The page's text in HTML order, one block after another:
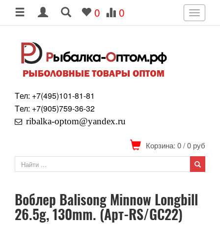
0 0
Toggle
Tел: +7(495)101-81-81
Tел: +7(905)759-36-32
ribalka-optom@yandex.ru
Корзина: 0/0 руб
Воблер Balisong Minnow Longbill
26.5g, 130mm. (Арт-RS/GC22)